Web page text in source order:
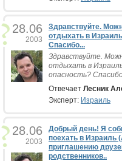
28.06
2003
Здравствуйте.
отдыхать в
Спасибо...
Здравствуйте.
отдыхать в
опасность?
Отвечает Лесник
Эксперт: Израиль
28.06
2003
Добрый день! Я
поехать в Израиль
приглашению
родственников..